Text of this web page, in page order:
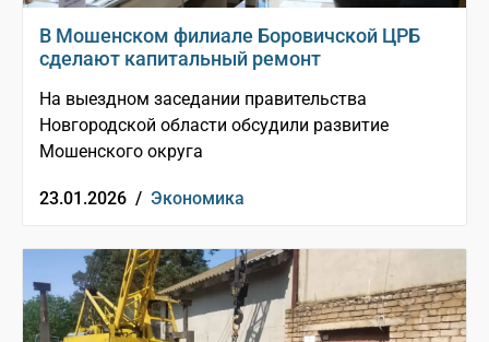
В Мошенском филиале Боровичской ЦРБ
сделают капитальный ремонт
На выездном заседании правительства
Новгородской области обсудили развитие
Мошенского округа
23.01.2026 / Экономика